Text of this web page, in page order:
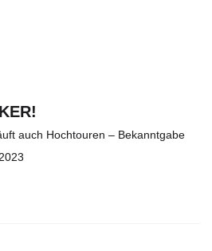
auch Hochtouren – Bekanntgabe